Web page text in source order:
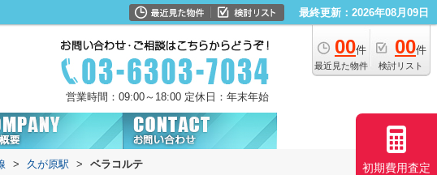
最終更新：2026年08月09日
00件
最近見た物件
00件
検討リスト
営業時間：09:00～18:00 定休日：年末年始
> 久が原駅 > ベラコルテ 初期費用査定